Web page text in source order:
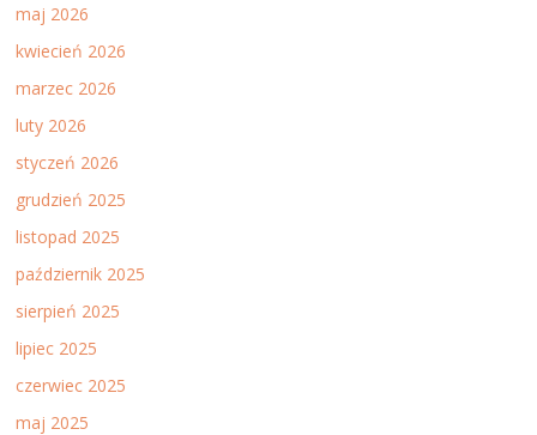
maj 2026
kwiecień 2026
marzec 2026
luty 2026
styczeń 2026
grudzień 2025
listopad 2025
październik 2025
sierpień 2025
lipiec 2025
czerwiec 2025
maj 2025